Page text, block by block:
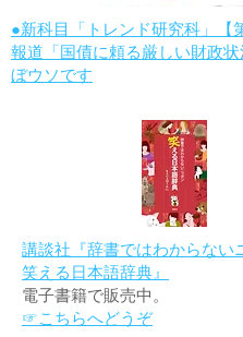
●新科目「トレンド研究科」【
報道「国債に頼る厳しい財政
ぼウソです
講談社『辞書ではわからな
笑える日本語辞典』
電子書籍で販売中。
☞こちらへどうぞ